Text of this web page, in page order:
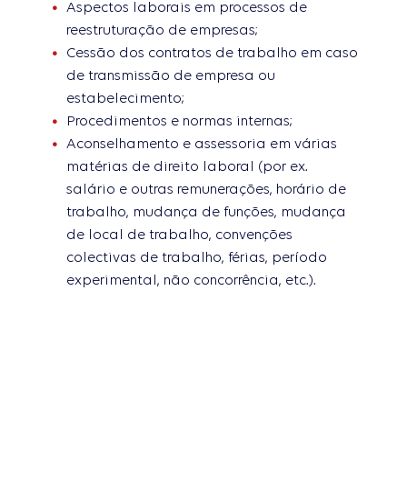
Aspectos laborais em processos de
reestruturação de empresas;
Cessão dos contratos de trabalho em caso
de transmissão de empresa ou
estabelecimento;
Procedimentos e normas internas;
Aconselhamento e assessoria em várias
matérias de direito laboral (por ex.
salário e outras remunerações, horário de
trabalho, mudança de funções, mudança
de local de trabalho, convenções
colectivas de trabalho, férias, período
experimental, não concorrência, etc.).